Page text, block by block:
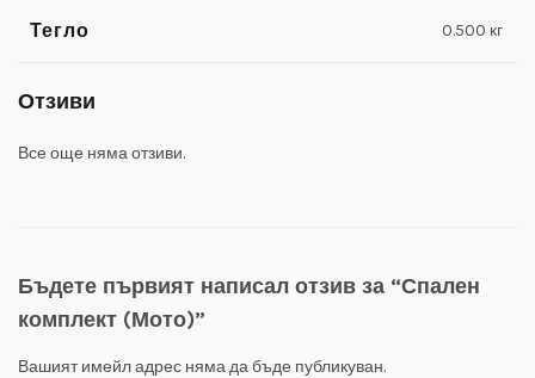
Тегло 0.500 кг
Отзиви
Все още няма отзиви.
Бъдете първият написал отзив за “Спален
комплект (Мото)”
Вашият имейл адрес няма да бъде публикуван.